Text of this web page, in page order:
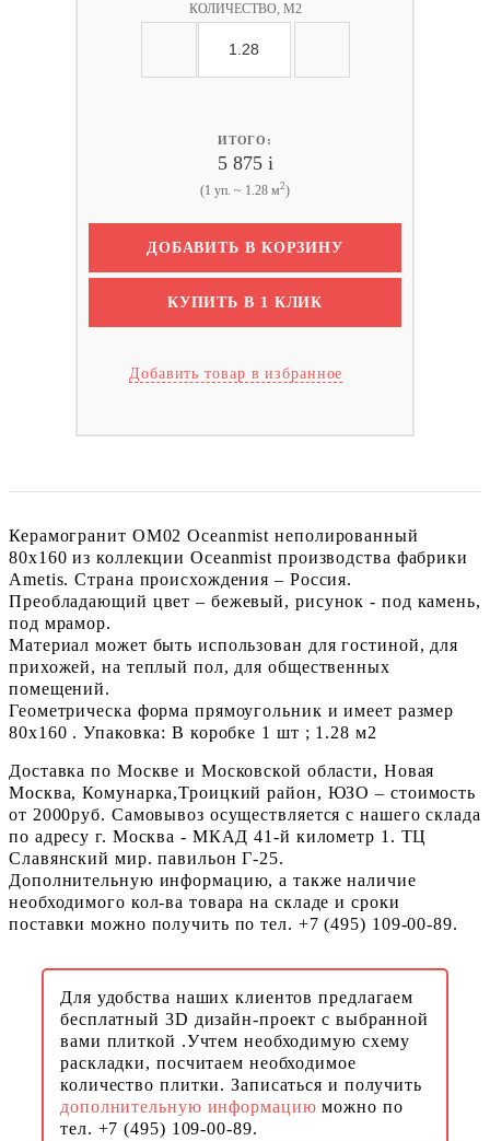
КОЛИЧЕСТВО, М2
ИТОГО:
5 875 i
(1 уп. ~ 1.28 м2)
ДОБАВИТЬ В КОРЗИНУ
КУПИТЬ В 1 КЛИК
Добавить товар в избранное
Керамогранит OM02 Oceanmist неполированный
80x160 из коллекции Oceanmist производства фабрики
Ametis. Страна происхождения – Россия.
Преобладающий цвет – бежевый, рисунок - под камень,
под мрамор.
Материал может быть использован для гостиной, для
прихожей, на теплый пол, для общественных
помещений.
Геометрическа форма прямоугольник и имеет размер
80x160 . Упаковка: В коробке 1 шт ; 1.28 м2
Доставка по Москве и Московской области, Новая
Москва, Комунарка,Троицкий район, ЮЗО – стоимость
от 2000руб. Самовывоз осуществляется с нашего склада
по адресу г. Москва - МКАД 41-й километр 1. ТЦ
Славянский мир. павильон Г-25.
Дополнительную информацию, а также наличие
необходимого кол-ва товара на складе и сроки
поставки можно получить по тел. +7 (495) 109-00-89.
Для удобства наших клиентов предлагаем
бесплатный 3D дизайн-проект с выбранной
вами плиткой .Учтем необходимую схему
раскладки, посчитаем необходимое
количество плитки. Записаться и получить
дополнительную информациюможно по
тел. +7 (495) 109-00-89.